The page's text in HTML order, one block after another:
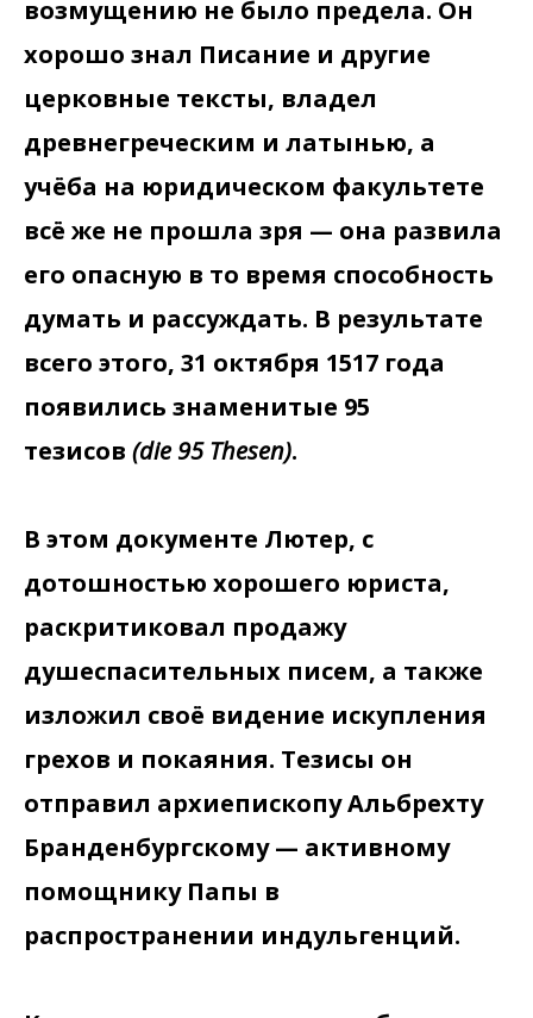
возмущению не было предела. Он
хорошо знал Писание и другие
церковные тексты, владел
древнегреческим и латынью, а
учёба на юридическом факультете
всё же не прошла зря — она развила
его опасную в то время способность
думать и рассуждать. В результате
всего этого, 31 октября 1517 года
появились знаменитые 95
тезисов (die 95 Thesen).
В этом документе Лютер, с
дотошностью хорошего юриста,
раскритиковал продажу
душеспасительных писем, а также
изложил своё видение искупления
грехов и покаяния. Тезисы он
отправил архиепископу Альбрехту
Бранденбургскому — активному
помощнику Папы в
распространении индульгенций.